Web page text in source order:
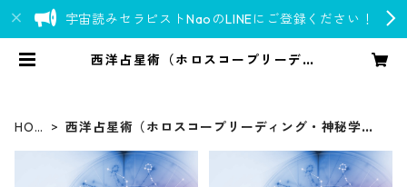
宇宙読みセラピストNaoのLINEにご登録ください！
西洋占星術（ホロスコープリーディ
HOM
西洋占星術（ホロスコープリーディング・神秘学・